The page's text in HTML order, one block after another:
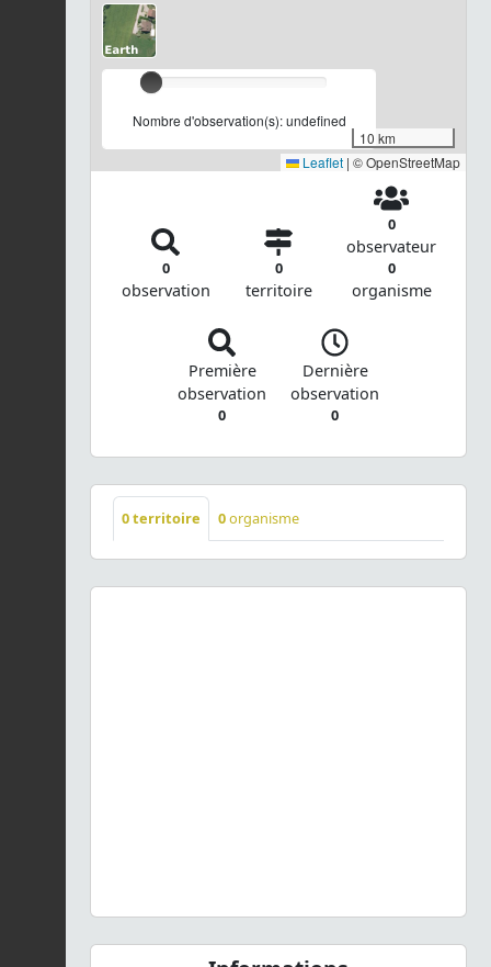
Nombre d'observation(s): undefined
10 km
Leaflet | © OpenStreetMap
0
observation
0
territoire
0
observateur
0
organisme
Première
observation
0
Dernière
observation
0
0territoire 0organisme